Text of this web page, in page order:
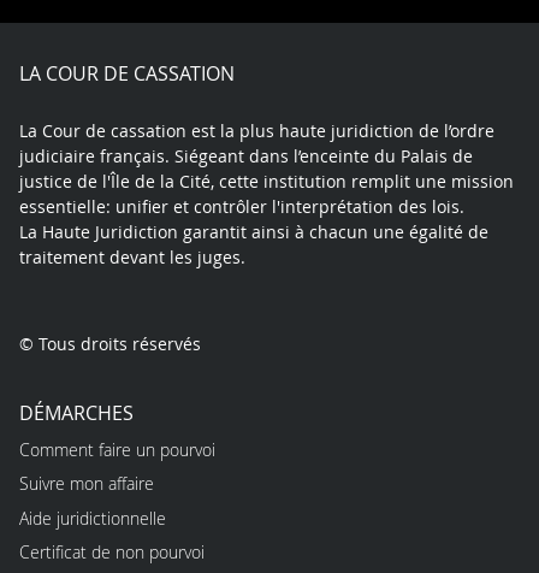
X
FacebookYoutubeLinkedInInstagram
LA COUR DE CASSATION
La Cour de cassation est la plus haute juridiction de l’ordre
judiciaire français. Siégeant dans l’enceinte du Palais de
justice de l'Île de la Cité, cette institution remplit une mission
essentielle: unifier et contrôler l'interprétation des lois.
La Haute Juridiction garantit ainsi à chacun une égalité de
traitement devant les juges.
© Tous droits réservés
DÉMARCHES
Comment faire un pourvoi
Suivre mon affaire
Aide juridictionnelle
Certificat de non pourvoi